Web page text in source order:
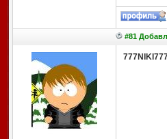
#81